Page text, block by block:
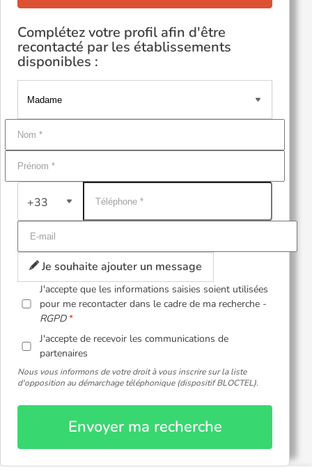
Complétez votre profil afin d'être
recontacté par les établissements
disponibles :
+33
Je souhaite ajouter un message
J'accepte que les informations saisies soient utilisées
pour me recontacter dans le cadre de ma recherche -
RGPD
J'accepte de recevoir les communications de
partenaires
Nous vous informons de votre droit à vous inscrire sur la liste
d'opposition au démarchage téléphonique (dispositif BLOCTEL).
Envoyer ma recherche